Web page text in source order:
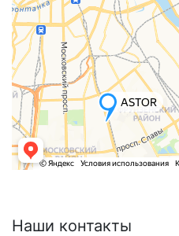
Наши контакты